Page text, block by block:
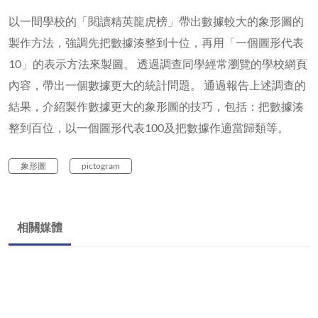
以一間學校的「閱讀精英龍虎榜」帶出數據較大的象形圖的
製作方法，強調先把數據湊整到十位，再用「一個圖形代表
10」的表示方法來製圖。 透過調查同學經常瀏覽的學校網頁
內容，帶出一個數據更大的統計問題。 通過報告上述調查的
結果，介紹製作數據更大的象形圖的技巧，包括：把數據湊
整到百位，以一個圖形代表100及把數據作適當歸類等。
象形圖 pictogram
相關媒體